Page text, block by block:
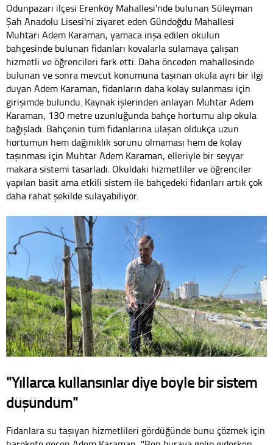
Odunpazarı ilçesi Erenköy Mahallesi'nde bulunan Süleyman
Şah Anadolu Lisesi'ni ziyaret eden Gündoğdu Mahallesi
Muhtarı Adem Karaman, yamaca inşa edilen okulun
bahçesinde bulunan fidanları kovalarla sulamaya çalışan
hizmetli ve öğrencileri fark etti. Daha önceden mahallesinde
bulunan ve sonra mevcut konumuna taşınan okula ayrı bir ilgi
duyan Adem Karaman, fidanların daha kolay sulanması için
girişimde bulundu. Kaynak işlerinden anlayan Muhtar Adem
Karaman, 130 metre uzunluğunda bahçe hortumu alıp okula
bağışladı. Bahçenin tüm fidanlarına ulaşan oldukça uzun
hortumun hem dağınıklık sorunu olmaması hem de kolay
taşınması için Muhtar Adem Karaman, elleriyle bir seyyar
makara sistemi tasarladı. Okuldaki hizmetliler ve öğrenciler
yapılan basit ama etkili sistem ile bahçedeki fidanları artık çok
daha rahat şekilde sulayabiliyor.
"Yıllarca kullansınlar diye böyle bir sistem
düşündüm"
Fidanlara su taşıyan hizmetlileri gördüğünde bunu çözmek için